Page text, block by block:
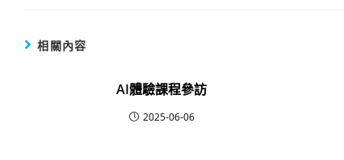
相關內容
AI體驗課程參訪
2025-06-06